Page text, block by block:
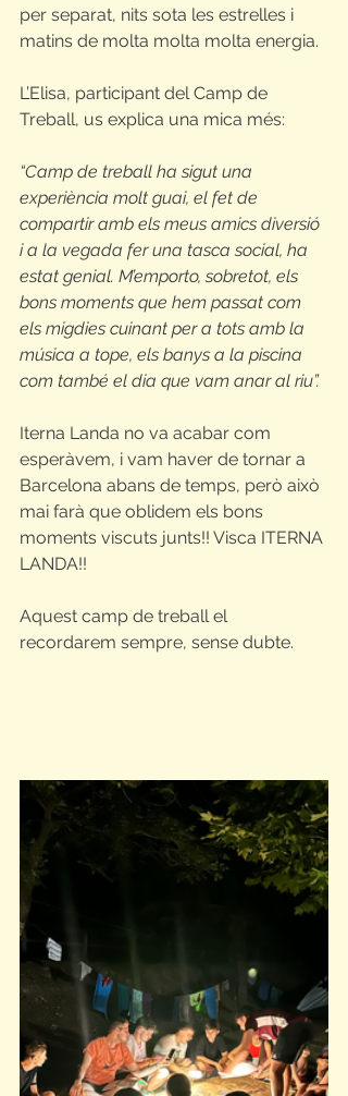
per separat, nits sota les estrelles i
matins de molta molta molta energia.
L’Elisa, participant del Camp de
Treball, us explica una mica més:
“Camp de treball ha sigut una
experiència molt guai, el fet de
compartir amb els meus amics diversió
i a la vegada fer una tasca social, ha
estat genial. M’emporto, sobretot, els
bons moments que hem passat com
els migdies cuinant per a tots amb la
música a tope, els banys a la piscina
com també el dia que vam anar al riu”.
Iterna Landa no va acabar com
esperàvem, i vam haver de tornar a
Barcelona abans de temps, però això
mai farà que oblidem els bons
moments viscuts junts!! Visca ITERNA
LANDA!!
Aquest camp de treball el
recordarem sempre, sense dubte.